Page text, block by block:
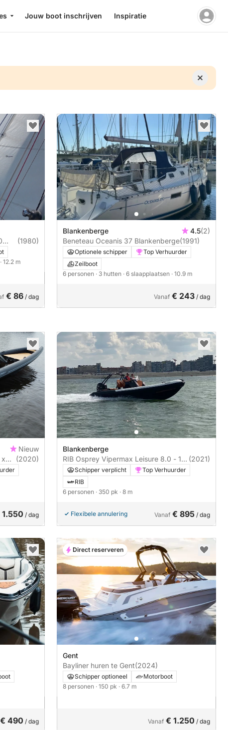
Jouw boot inschrijven Inspiratie
(1980)
· 12.2 m
€ 86 / dag
Blankenberge 4.5(2)
Beneteau Oceanis 37 Blankenberge(1991)
Optionele schipper
Top Verhuurder
Zeilboot
6 personen · 3 hutten · 6 slaapplaatsen · 10.9 m
Vanaf € 243 / dag
Nieuw
x
(2020)
/ dag
Blankenberge
RIB Osprey Vipermax Leisure 8.0 - 1 x
350pk
(2021)
Schipper verplicht
Top Verhuurder
RIB
6 personen · 350 pk · 8 m
Flexibele annulering Vanaf € 895 / dag
€ 490 / dag
Gent
Bayliner huren te Gent(2024)
Schipper optioneel
Motorboot
8 personen · 150 pk · 6.7 m
Vanaf € 1.250 / dag
Direct reserveren